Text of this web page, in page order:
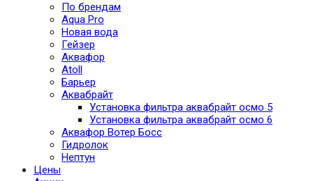
По брендам
Aqua Pro
Новая вода
Гейзер
Аквафор
Atoll
Барьер
Аквабрайт
Установка фильтра аквабрайт осмо 5
Установка фильтра аквабрайт осмо 6
Аквафор Вотер Босс
Гидролок
Нептун
Цены